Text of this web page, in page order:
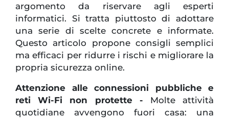
argomento da riservare agli esperti
informatici. Si tratta piuttosto di adottare
una serie di scelte concrete e informate.
Questo articolo propone consigli semplici
ma efficaci per ridurre i rischi e migliorare la
propria sicurezza online.
Attenzione alle connessioni pubbliche e
reti Wi-Fi non protette - Molte attività
quotidiane avvengono fuori casa: una